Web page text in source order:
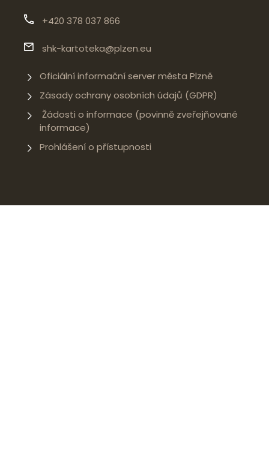
+420 378 037 866
shk-kartoteka@plzen.eu
Oficiální informační server města Plzně
Zásady ochrany osobních údajů (GDPR)
Žádosti o informace (povinně zveřejňované
informace)
Prohlášení o přístupnosti